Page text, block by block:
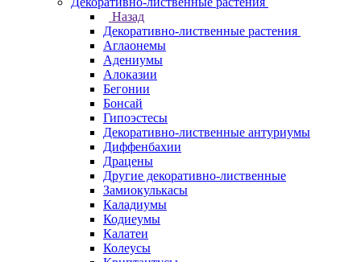
Назад
Декоративно-лиственные растения
Аглаонемы
Адениумы
Алоказии
Бегонии
Бонсай
Гипоэстесы
Декоративно-лиственные антуриумы
Диффенбахии
Драцены
Другие декоративно-лиственные
Замиокулькасы
Каладиумы
Кодиеумы
Калатеи
Колеусы